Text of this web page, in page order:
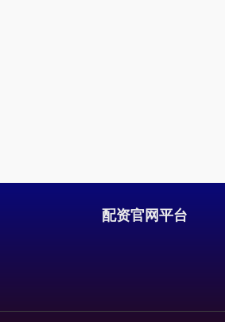
配资官网平台